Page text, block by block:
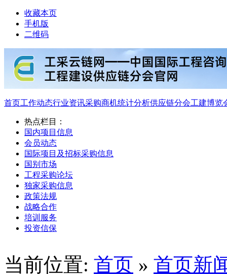
收藏本页
手机版
二维码
首页工作动态行业资讯采购商机统计分析供应链分会工建博览
热点栏目：
国内项目信息
会员动态
国际项目及招标采购信息
国别市场
工程采购论坛
独家采购信息
政策法规
战略合作
培训服务
投资信保
当前位置: 首页 » 首页新